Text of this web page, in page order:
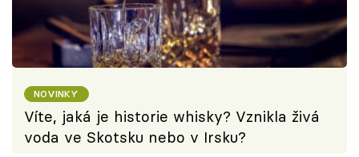
NOVINKY
Víte, jaká je historie whisky? Vznikla živá
voda ve Skotsku nebo v Irsku?